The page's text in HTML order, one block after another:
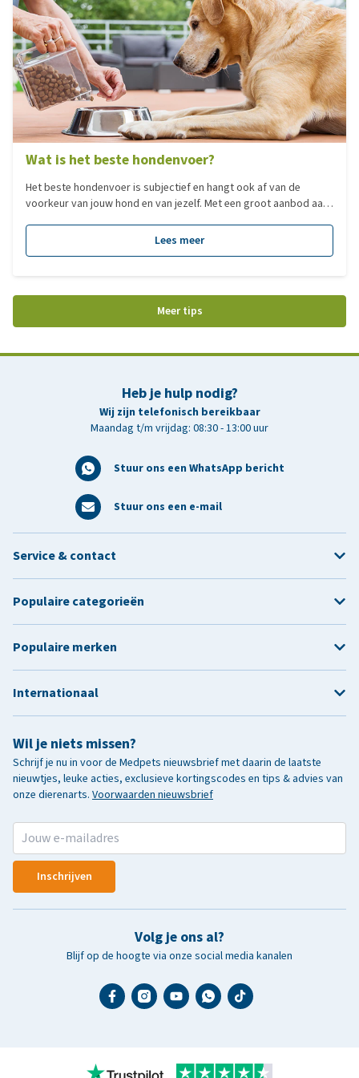
Wat is het beste hondenvoer?
Het beste hondenvoer is subjectief en hangt ook af van de
voorkeur van jouw hond en van jezelf. Met een groot aanbod aan
gemaakt van de populairste voedingen per categorie!
Lees meer
Meer tips
Heb je hulp nodig?
Wij zijn telefonisch bereikbaar
Maandag t/m vrijdag: 08:30 - 13:00 uur
Stuur ons een WhatsApp bericht
Stuur ons een e-mail
Wil je niets missen?
Schrijf je nu in voor de Medpets nieuwsbrief met daarin de laatste
nieuwtjes, leuke acties, exclusieve kortingscodes en tips & advies van
onze dierenarts. Voorwaarden nieuwsbrief
Inschrijven
Volg je ons al?
Blijf op de hoogte via onze social media kanalen
Service & contact
Populaire categorieën
Populaire merken
Internationaal